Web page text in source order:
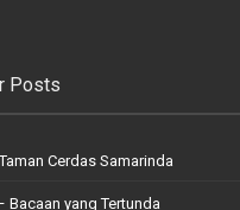
Posts
Cerdas Samarinda
Bacaan yang Tertunda